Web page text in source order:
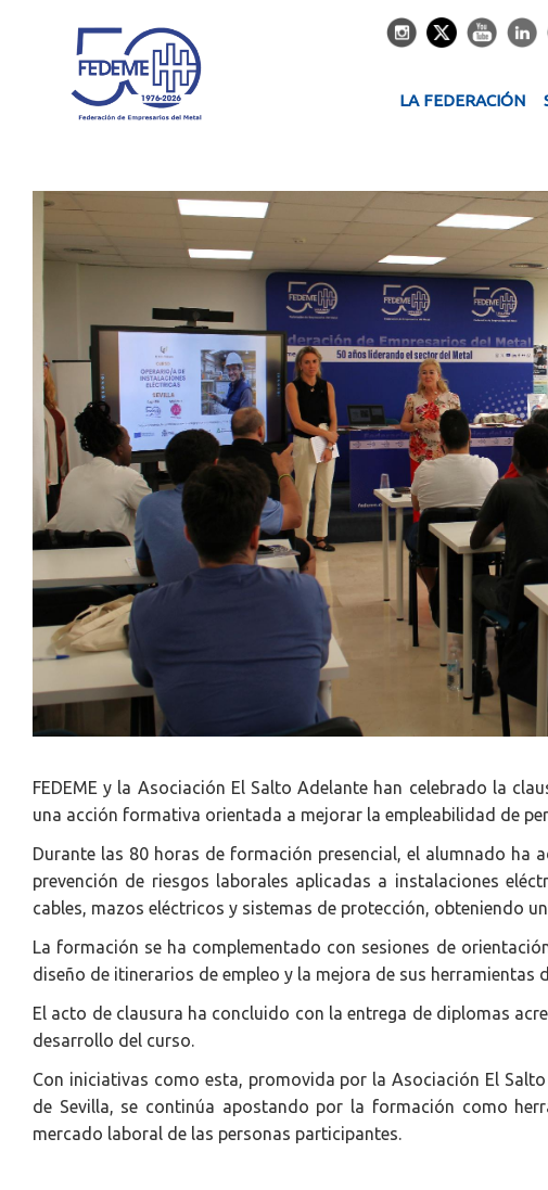
LA FEDERACIÓN
FEDEME y la Asociación El Salto Adelante han celebrado la
una acción formativa orientada a mejorar la empleabilidad de
Durante las 80 horas de formación presencial, el alumnado ha
prevención de riesgos laborales aplicadas a instalaciones
cables, mazos eléctricos y sistemas de protección, obteniendo
La formación se ha complementado con sesiones de
diseño de itinerarios de empleo y la mejora de sus
El acto de clausura ha concluido con la entrega de diplomas
desarrollo del curso.
Con iniciativas como esta, promovida por la Asociación El
de Sevilla, se continúa apostando por la formación como
mercado laboral de las personas participantes.